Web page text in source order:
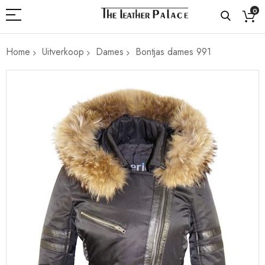
0
Home Uitverkoop Dames Bontjas dames 991
afbeeldingen-